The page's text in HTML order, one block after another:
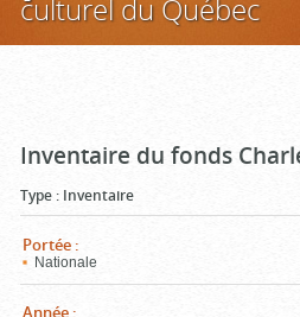
culturel du Québec
Inventaire du fonds
Type : Inventaire
Portée :
Nationale